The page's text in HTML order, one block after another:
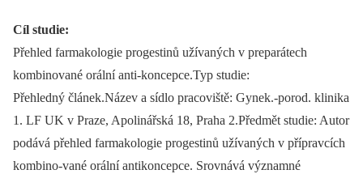
Cíl studie:
Přehled farmakologie progestinů užívaných v preparátech
kombinované orální anti-koncepce.Typ studie:
Přehledný článek.Název a sídlo pracoviště: Gynek.-porod. klinika
1. LF UK v Praze, Apolinářská 18, Praha 2.Předmět studie: Autor
podává přehled farmakologie progestinů užívaných v přípravcích
kombino-vané orální antikoncepce. Srovnává významné